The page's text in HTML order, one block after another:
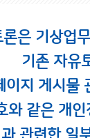
론은 기상업
기존 자유
이지 게시물
와 같은 개